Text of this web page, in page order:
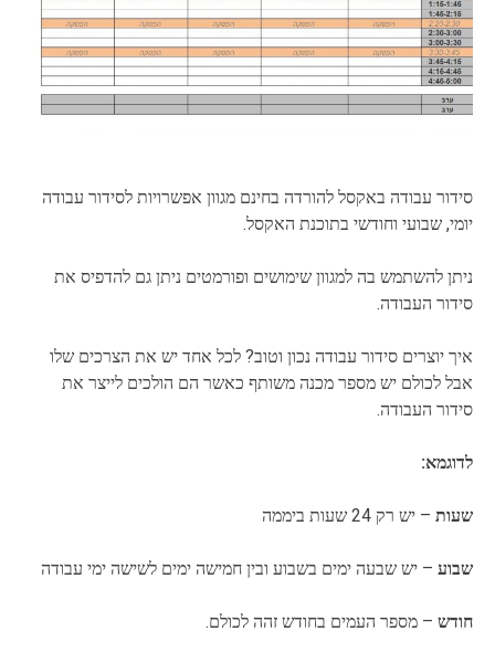
סידור עבודה באקסל להורדה בחינם מגוון אפשרויות לסידור עבודה
יומי, שבועי וחודשי בתוכנת האקסל.
ניתן להשתמש בה למגוון שימושים ופורמטים ניתן גם להדפיס את
סידור העבודה.
איך יוצרים סידור עבודה נכון וטוב? לכל אחד יש את הצרכים שלו
אבל לכולם יש מספר מכנה משותף כאשר הם הולכים לייצר את
סידור העבודה.
לדוגמא:
שעות – יש רק 24 שעות ביממה
שבוע – יש שבעה ימים בשבוע ובין חמישה ימים לשישה ימי עבודה
חודש – מספר העמים בחודש זהה לכולם.